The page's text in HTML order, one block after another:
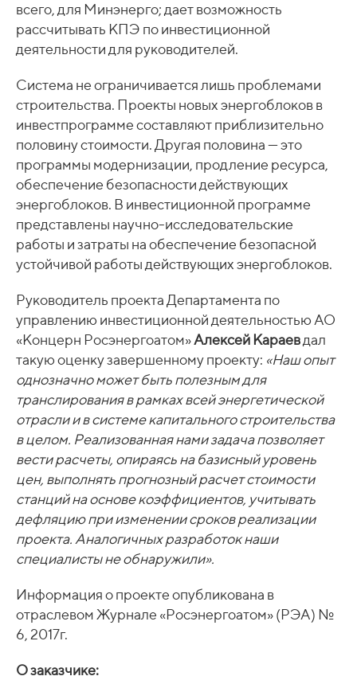
всего, для Минэнерго; дает возможность
рассчитывать КПЭ по инвестиционной
деятельности для руководителей.
Система не ограничивается лишь проблемами
строительства. Проекты новых энергоблоков в
инвестпрограмме составляют приблизительно
половину стоимости. Другая половина — это
программы модернизации, продление ресурса,
обеспечение безопасности действующих
энергоблоков. В инвестиционной программе
представлены научно-исследовательские
работы и затраты на обеспечение безопасной
устойчивой работы действующих энергоблоков.
Руководитель проекта Департамента по
управлению инвестиционной деятельностью АО
«Концерн Росэнергоатом»Алексей Караевдал
такую оценку завершенному проекту: «Наш опыт
однозначно может быть полезным для
транслирования в рамках всей энергетической
отрасли и в системе капитального строительства
в целом. Реализованная нами задача позволяет
вести расчеты, опираясь на базисный уровень
цен, выполнять прогнозный расчет стоимости
станций на основе коэффициентов, учитывать
дефляцию при изменении сроков реализации
проекта. Аналогичных разработок наши
специалисты не обнаружили».
Информация о проекте опубликована в
отраслевом Журнале «Росэнергоатом» (РЭА) №
6, 2017г.
О заказчике: